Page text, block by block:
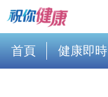
首頁 健康即時